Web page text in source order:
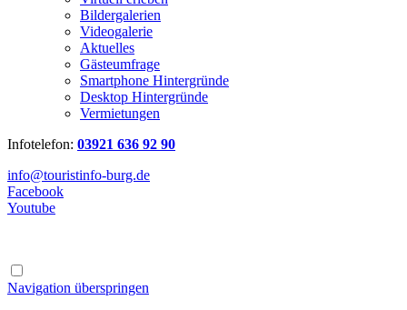
Bildergalerien
Videogalerie
Aktuelles
Gästeumfrage
Smartphone Hintergründe
Desktop Hintergründe
Vermietungen
Infotelefon: 03921 636 92 90
info@touristinfo-burg.de
Facebook
Youtube
Navigation überspringen